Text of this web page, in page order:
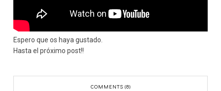
Espero que os haya gustado.
Hasta el próximo post!!
COMMENTS (8)